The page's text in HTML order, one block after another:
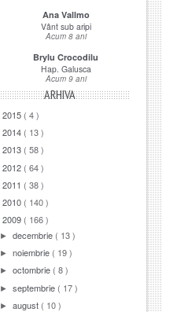
Ana Vallmo
Vânt sub aripi
Acum 8 ani
Brylu Crocodilu
Hap. Galusca
Acum 9 ani
ARHIVA
2015 ( 4 )
2014 ( 13 )
2013 ( 58 )
2012 ( 64 )
2011 ( 38 )
2010 ( 140 )
2009 ( 166 )
►decembrie ( 13 )
►noiembrie ( 19 )
►octombrie ( 8 )
►septembrie ( 17 )
►august ( 10 )